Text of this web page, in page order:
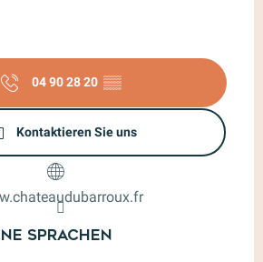
04 90 28 20 ▒▒
Kontaktieren Sie uns
Sprachen
Sprachen